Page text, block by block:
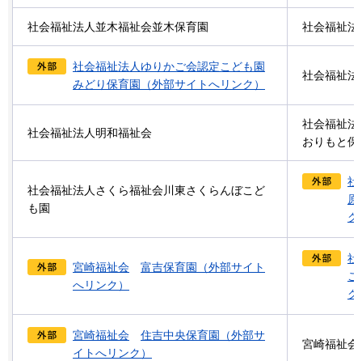
社会福祉法人並木福祉会並木保育園 社会福祉法
社会福祉法人ゆりかご会認定こども園
みどり保育園（外部サイトへリンク）
社会福祉法
社会福祉法人明和福祉会
社会福祉法
おりもと保
社会福祉法人さくら福祉会川東さくらんぼこど
も園
社
ク
宮崎福祉会 富吉保育園
（外部サイト
へリンク）
社
ク
宮崎福祉会 住吉中央保育園
（外部サ
イトへリンク）
宮崎福祉会